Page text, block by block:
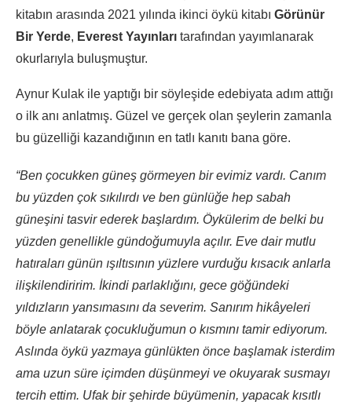
kitabın arasında 2021 yılında ikinci öykü kitabı Görünür
Bir Yerde, Everest Yayınları tarafından yayımlanarak
okurlarıyla buluşmuştur.
Aynur Kulak ile yaptığı bir söyleşide edebiyata adım attığı
o ilk anı anlatmış. Güzel ve gerçek olan şeylerin zamanla
bu güzelliği kazandığının en tatlı kanıtı bana göre.
“Ben çocukken güneş görmeyen bir evimiz vardı. Canım
bu yüzden çok sıkılırdı ve ben günlüğe hep sabah
güneşini tasvir ederek başlardım. Öykülerim de belki bu
yüzden genellikle gündoğumuyla açılır. Eve dair mutlu
hatıraları günün ışıltısının yüzlere vurduğu kısacık anlarla
ilişkilendiririm. İkindi parlaklığını, gece göğündeki
yıldızların yansımasını da severim. Sanırım hikâyeleri
böyle anlatarak çocukluğumun o kısmını tamir ediyorum.
Aslında öykü yazmaya günlükten önce başlamak isterdim
ama uzun süre içimden düşünmeyi ve okuyarak susmayı
tercih ettim. Ufak bir şehirde büyümenin, yapacak kısıtlı